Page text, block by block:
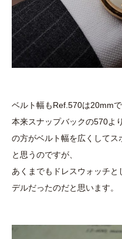
ベルト幅もRef.570は20mm
本来スナップバックの570よ
の方がベルト幅を広くして
と思うのですが、
あくまでもドレスウォッチ
デルだったのだと思います。